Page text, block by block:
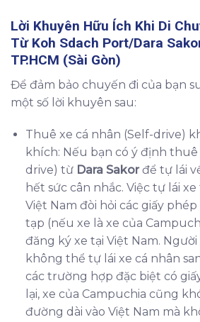
Lời Khuyên Hữu Ích Khi Di
Từ Koh Sdach Port/Dara
TP.HCM (Sài Gòn)
Để đảm bảo chuyến đi của bạn
một số lời khuyên sau:
Thuê xe cá nhân (Self-drive)
khích: Nếu bạn có ý định thuê
drive) từ Dara Sakorđể tự lái
hết sức cân nhắc. Việc tự lái
Việt Nam đòi hỏi các giấy
tạp (nếu xe là xe của
đăng ký xe tại Việt Nam.
không thể tự lái xe cá nhân
các trường hợp đặc biệt có
lại, xe của Campuchia cũng
đường dài vào Việt Nam mà